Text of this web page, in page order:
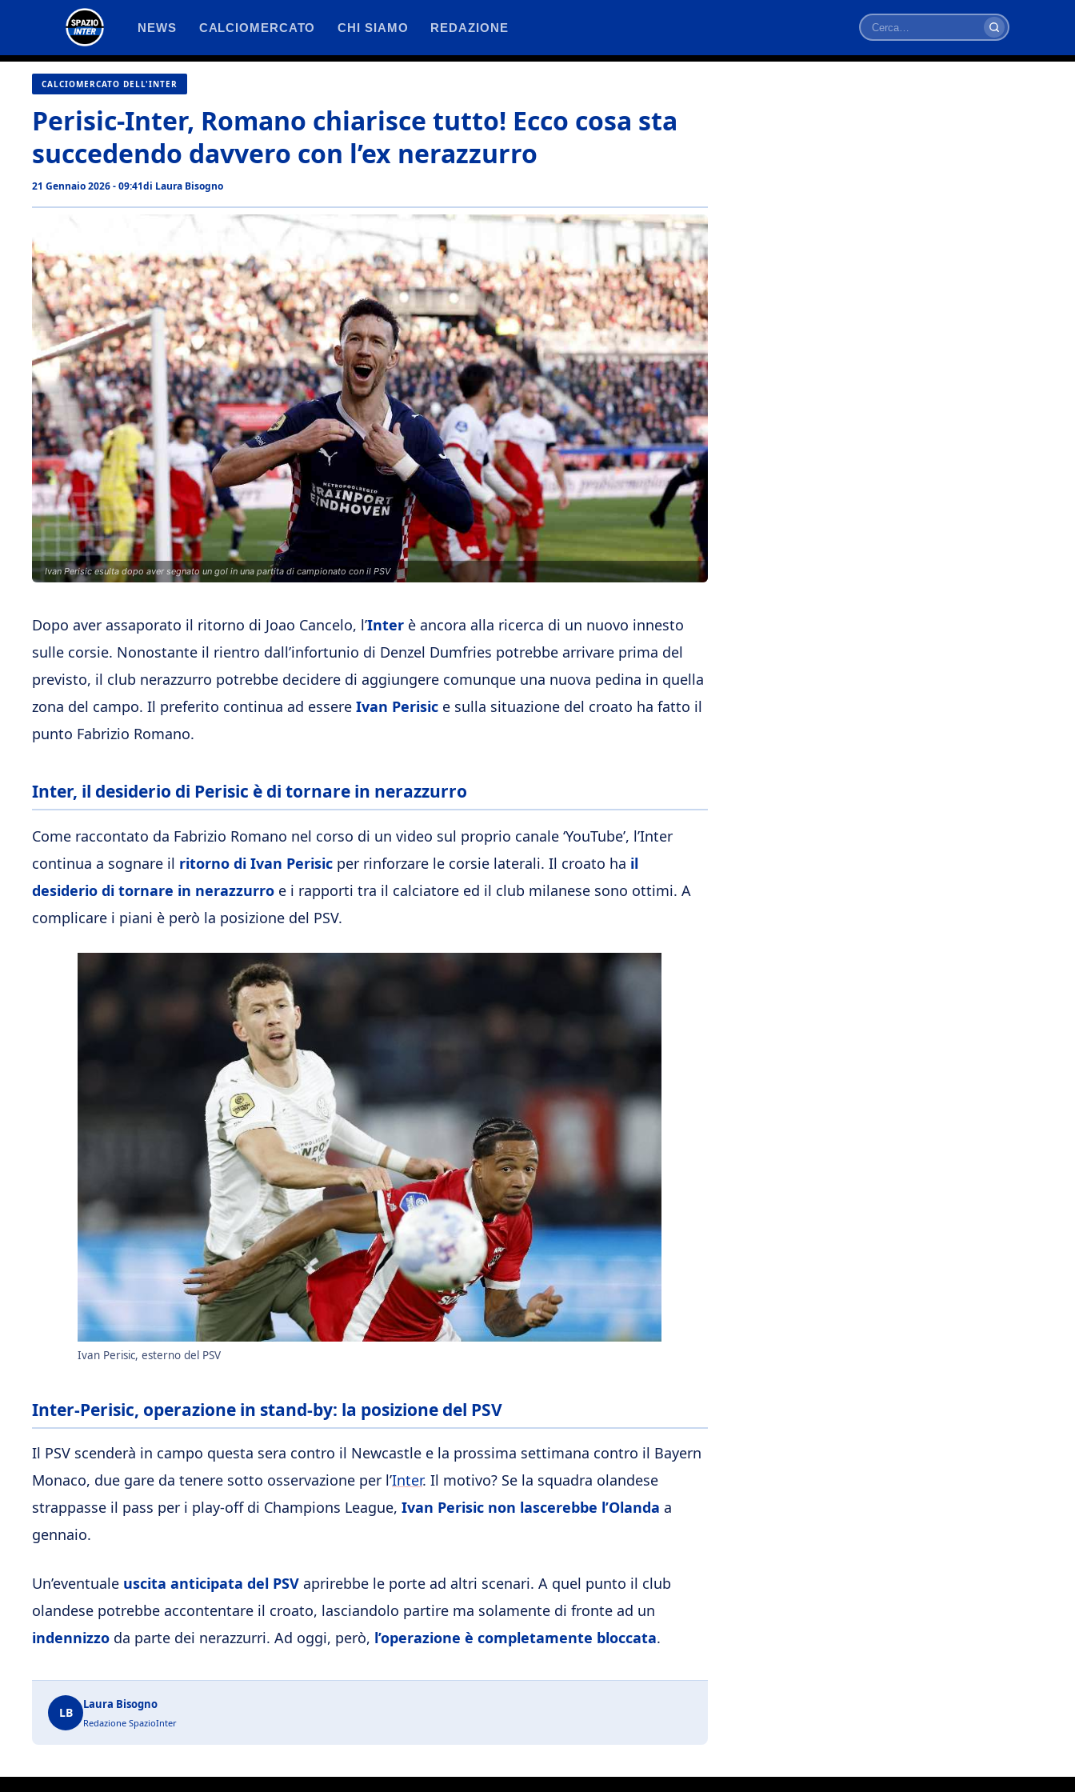
contenuto
NEWS CALCIOMERCATO CHI SIAMO REDAZIONE
Cerca
CALCIOMERCATO DELL'INTER
Perisic-Inter, Romano chiarisce tutto! Ecco cosa sta
succedendo davvero con l’ex nerazzurro
21 Gennaio 2026 - 09:41di Laura Bisogno
Ivan Perisic esulta dopo aver segnato un gol in una partita di campionato con il PSV
Dopo aver assaporato il ritorno di Joao Cancelo, l’Inter è ancora alla ricerca di un nuovo innesto
sulle corsie. Nonostante il rientro dall’infortunio di Denzel Dumfries potrebbe arrivare prima del
previsto, il club nerazzurro potrebbe decidere di aggiungere comunque una nuova pedina in quella
zona del campo. Il preferito continua ad essere Ivan Perisic e sulla situazione del croato ha fatto il
punto Fabrizio Romano.
Inter, il desiderio di Perisic è di tornare in nerazzurro
Come raccontato da Fabrizio Romano nel corso di un video sul proprio canale ‘YouTube’, l’Inter
continua a sognare il ritorno di Ivan Perisic per rinforzare le corsie laterali. Il croato ha il
desiderio di tornare in nerazzurro e i rapporti tra il calciatore ed il club milanese sono ottimi. A
complicare i piani è però la posizione del PSV.
Ivan Perisic, esterno del PSV
Inter-Perisic, operazione in stand-by: la posizione del PSV
Il PSV scenderà in campo questa sera contro il Newcastle e la prossima settimana contro il Bayern
Monaco, due gare da tenere sotto osservazione per l’Inter. Il motivo? Se la squadra olandese
strappasse il pass per i play-off di Champions League, Ivan Perisic non lascerebbe l’Olanda a
gennaio.
Un’eventuale uscita anticipata del PSV aprirebbe le porte ad altri scenari. A quel punto il club
olandese potrebbe accontentare il croato, lasciandolo partire ma solamente di fronte ad un
indennizzo da parte dei nerazzurri. Ad oggi, però, l’operazione è completamente bloccata.
LB
Laura Bisogno
Redazione SpazioInter